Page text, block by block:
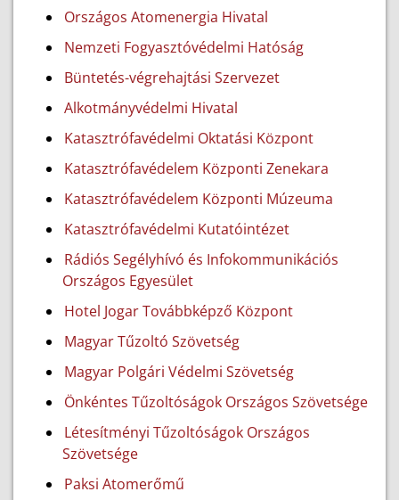
Országos Atomenergia Hivatal
Nemzeti Fogyasztóvédelmi Hatóság
Büntetés-végrehajtási Szervezet
Alkotmányvédelmi Hivatal
Katasztrófavédelmi Oktatási Központ
Katasztrófavédelem Központi Zenekara
Katasztrófavédelem Központi Múzeuma
Katasztrófavédelmi Kutatóintézet
Rádiós Segélyhívó és Infokommunikációs
Országos Egyesület
Hotel Jogar Továbbképző Központ
Magyar Tűzoltó Szövetség
Magyar Polgári Védelmi Szövetség
Önkéntes Tűzoltóságok Országos Szövetsége
Létesítményi Tűzoltóságok Országos
Szövetsége
Paksi Atomerőmű